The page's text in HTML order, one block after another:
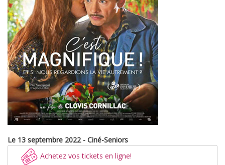
Le 13 septembre 2022 - Ciné-Seniors
Achetez vos tickets en ligne!